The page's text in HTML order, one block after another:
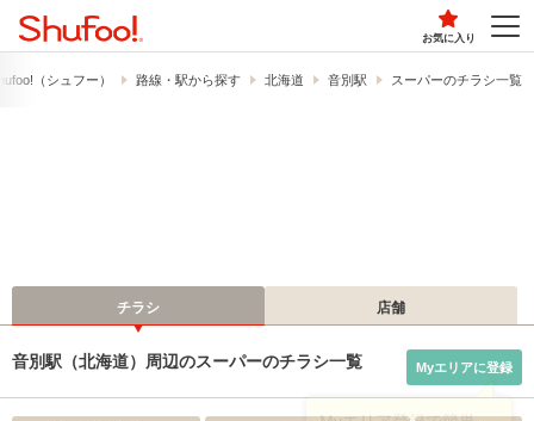
お気に入り
（シュフー） 路線・駅から探す 北海道 音別駅 スーパーのチラシ一覧
チラシ 店舗
音別駅（北海道）周辺のスーパーのチラシ一覧 Myエリアに登録